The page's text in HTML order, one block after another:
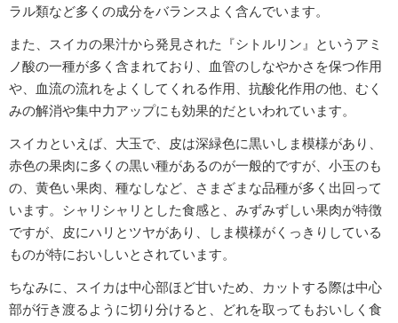
ラル類など多くの成分をバランスよく含んでいます。
また、スイカの果汁から発見された『シトルリン』というアミ
ノ酸の一種が多く含まれており、血管のしなやかさを保つ作用
や、血流の流れをよくしてくれる作用、抗酸化作用の他、むく
みの解消や集中力アップにも効果的だといわれています。
スイカといえば、大玉で、皮は深緑色に黒いしま模様があり、
赤色の果肉に多くの黒い種があるのが一般的ですが、小玉のも
の、黄色い果肉、種なしなど、さまざまな品種が多く出回って
います。シャリシャリとした食感と、みずみずしい果肉が特徴
ですが、皮にハリとツヤがあり、しま模様がくっきりしている
ものが特においしいとされています。
ちなみに、スイカは中心部ほど甘いため、カットする際は中心
部が行き渡るように切り分けると、どれを取ってもおいしく食